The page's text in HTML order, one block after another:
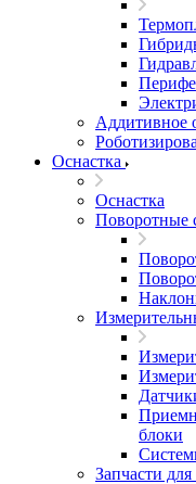
Аддитивное
Оснастка
Оснастка
Поворотные
блоки
Запчасти